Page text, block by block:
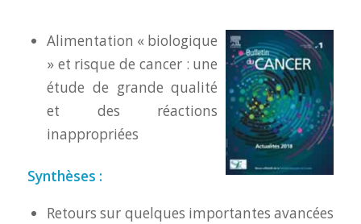
Alimentation « biologique
» et risque de cancer : une
étude de grande qualité
et des réactions
inappropriées
Synthèses :
Retours sur quelques importantes avancées